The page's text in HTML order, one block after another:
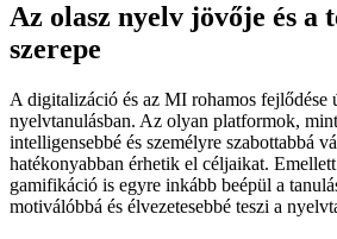
Az olasz nyelv jövője és a
szerepe
A digitalizáció és az MI rohamos fejlődése
nyelvtanulásban. Az olyan platformok,
intelligensebbé és személyre szabottabbá
hatékonyabban érhetik el céljaikat.
gamifikáció is egyre inkább beépül a
motiválóbbá és élvezetesebbé teszi a